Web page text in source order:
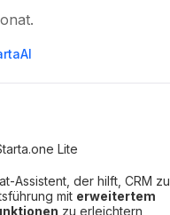
.
Lite
Assistent, der hilft, CRM zu
mit erweitertem
zu erleichtern